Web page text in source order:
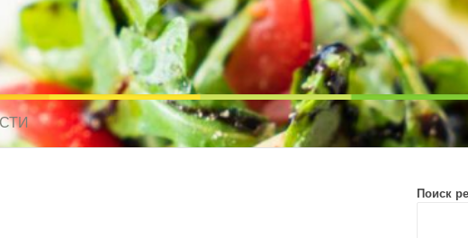
рецепты для всех
РЕЦЕПТЫ ДЛЯ МУЛЬТИВАРКИ. РЕЦЕПТЫ ДЛЯ МИКРОВОЛНОВОЙ ПЕЧИ.
Поиск